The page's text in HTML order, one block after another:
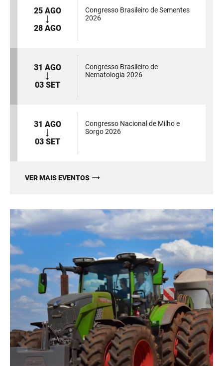
25 AGO
28 AGO
Congresso Brasileiro de Sementes
2026
31 AGO
03 SET
Congresso Brasileiro de
Nematologia 2026
31 AGO
03 SET
Congresso Nacional de Milho e
Sorgo 2026
VER MAIS EVENTOS